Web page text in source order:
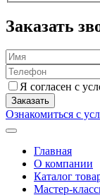
Заказать
Я согласен с
Ознакомиться с
Главная
О компании
Каталог
Мастер-